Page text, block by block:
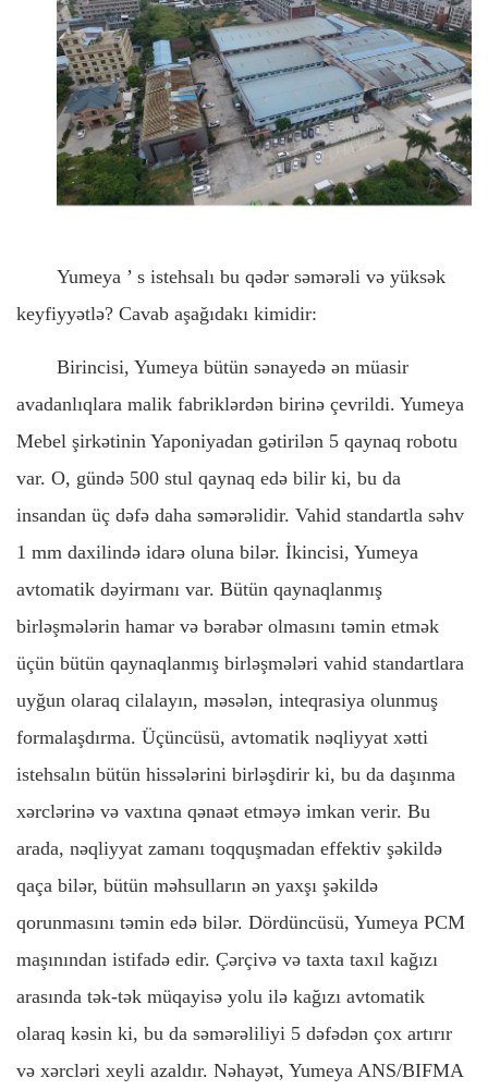
Yumeya ’ s istehsalı bu qədər səmərəli və yüksək
keyfiyyətlə? Cavab aşağıdakı kimidir:
Birincisi, Yumeya bütün sənayedə ən müasir
avadanlıqlara malik fabriklərdən birinə çevrildi. Yumeya
Mebel şirkətinin Yaponiyadan gətirilən 5 qaynaq robotu
var. O, gündə 500 stul qaynaq edə bilir ki, bu da
insandan üç dəfə daha səmərəlidir. Vahid standartla səhv
1 mm daxilində idarə oluna bilər. İkincisi, Yumeya
avtomatik dəyirmanı var. Bütün qaynaqlanmış
birləşmələrin hamar və bərabər olmasını təmin etmək
üçün bütün qaynaqlanmış birləşmələri vahid standartlara
uyğun olaraq cilalayın, məsələn, inteqrasiya olunmuş
formalaşdırma. Üçüncüsü, avtomatik nəqliyyat xətti
istehsalın bütün hissələrini birləşdirir ki, bu da daşınma
xərclərinə və vaxtına qənaət etməyə imkan verir. Bu
arada, nəqliyyat zamanı toqquşmadan effektiv şəkildə
qaça bilər, bütün məhsulların ən yaxşı şəkildə
qorunmasını təmin edə bilər. Dördüncüsü, Yumeya PCM
maşınından istifadə edir. Çərçivə və taxta taxıl kağızı
arasında tək-tək müqayisə yolu ilə kağızı avtomatik
olaraq kəsin ki, bu da səmərəliliyi 5 dəfədən çox artırır
və xərcləri xeyli azaldır. Nəhayət, Yumeya ANS/BIFMA